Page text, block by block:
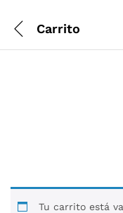
Carrito
Tu carrito está